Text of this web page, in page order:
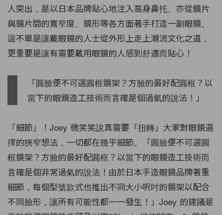
人突出，是以日本品牌貼心地注入高身鼻托、亦從鏡片
與鏡片間的寬窄度、鏡形等各方面著手打造一副眼鏡。
這不單是讓戴眼鏡的人士從外形上走上潮流文化之道，
更重要是讓有需要戴用眼鏡的人感到舒適而貼心！
「圓臉便不可選圓框鏡架？方臉的最好配圓框？以
當下的眼鏡造工技術而言確是個過氣的說法！」
「細節」！Joey 微笑笑說真需要「扭轉」大家對眼鏡選
擇的狹窄想法，一切都在幾乎細節。「圓臉便不可選圓
框鏡架？方臉的最好配圓框？以當下的眼鏡造工技術而
言確是個非常過氣的說法！由於日本手造眼鏡品牌著重
細節，每個型號款式也推出不同大小呎吋的鏡架以配合
不同臉形，讓所有可能性都一一發生！」Joey 的建議是